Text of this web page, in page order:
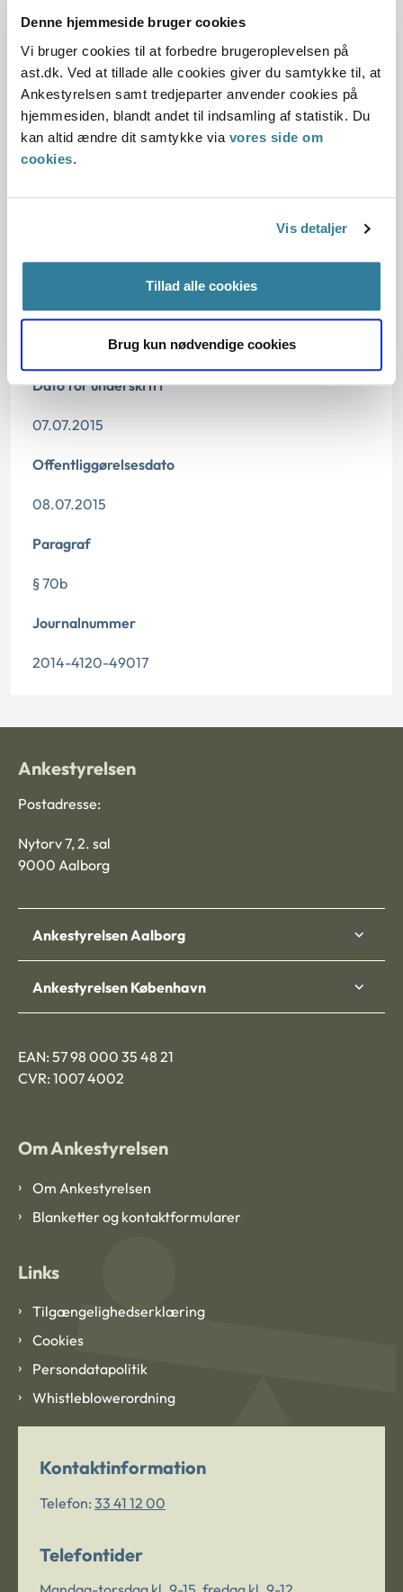
Denne hjemmeside bruger cookies
Vi bruger cookies til at forbedre brugeroplevelsen på
ast.dk. Ved at tillade alle cookies giver du samtykke til, at
Ankestyrelsen samt tredjeparter anvender cookies på
hjemmesiden, blandt andet til indsamling af statistik. Du
kan altid ændre dit samtykke via vores side om
cookies.
Vis detaljer
Tillad alle cookies
Brug kun nødvendige cookies
Lovgivning:
Afgørelse:
1. Baggrund for at behandle sagen principielt
Begrundelsen for afgørelsen
Dato for underskrift
07.07.2015
Offentliggørelsesdato
08.07.2015
Paragraf
§ 70b
Journalnummer
2014-4120-49017
Ankestyrelsen
Postadresse:
Nytorv 7, 2. sal
9000 Aalborg
Ankestyrelsen Aalborg
Ankestyrelsen København
EAN: 57 98 000 35 48 21
CVR: 1007 4002
Om Ankestyrelsen
Om Ankestyrelsen
Blanketter og kontaktformularer
Links
Tilgængelighedserklæring
Cookies
Persondatapolitik
Whistleblowerordning
Kontaktinformation
Telefon: 33 41 12 00
Telefontider